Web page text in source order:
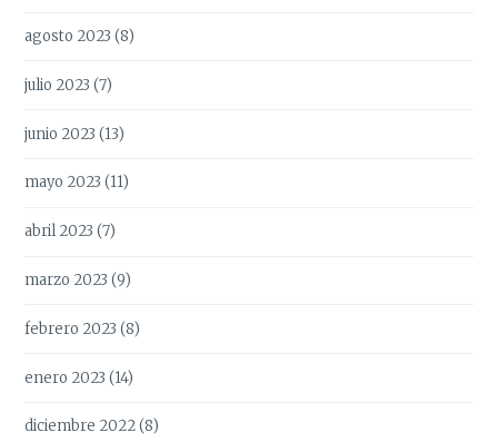
agosto 2023 (8)
julio 2023 (7)
junio 2023 (13)
mayo 2023 (11)
abril 2023 (7)
marzo 2023 (9)
febrero 2023 (8)
enero 2023 (14)
diciembre 2022(8)